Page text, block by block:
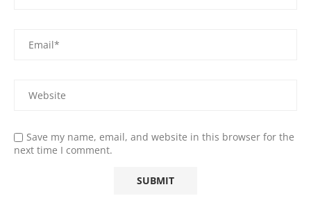
Save my name, email, and website in this browser for the
next time I comment.